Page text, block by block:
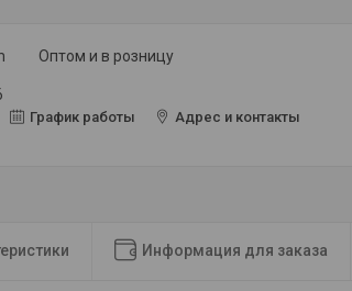
Оптом и в розницу
График работы Адрес и контакты
Информация для заказа